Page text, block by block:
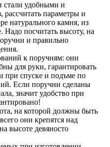
стали удобными и
рассчитать параметры и
натурального камня, из
Надо посчитать высоту, на
и правильно
к поручням: они
для руки, гарантировать
при спуске и подъме по
Если поручни сделаны
значит удобство при
на которой должны быть
они крепятся над
высоте девяносто